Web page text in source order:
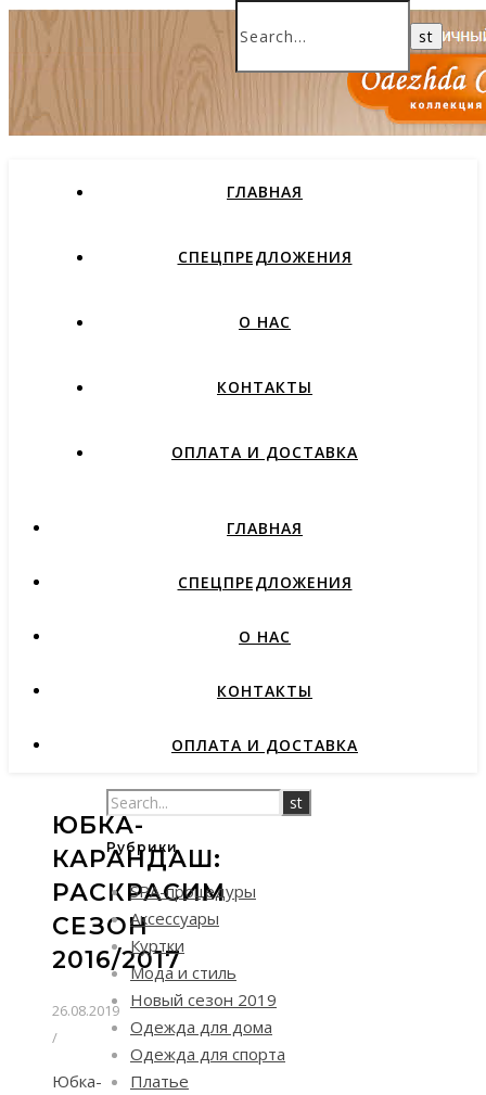
ГЛАВНАЯ
СПЕЦПРЕДЛОЖЕНИЯ
О НАС
КОНТАКТЫ
ОПЛАТА И ДОСТАВКА
ГЛАВНАЯ
СПЕЦПРЕДЛОЖЕНИЯ
О НАС
КОНТАКТЫ
ОПЛАТА И ДОСТАВКА
ЮБКА-
КАРАНДАШ:
РАСКРАСИМ
СЕЗОН
2016/2017
26.08.2019
/
Юбка-
Рубрики
SPA-процедуры
Аксессуары
Куртки
Мода и стиль
Новый сезон 2019
Одежда для дома
Одежда для спорта
Платье